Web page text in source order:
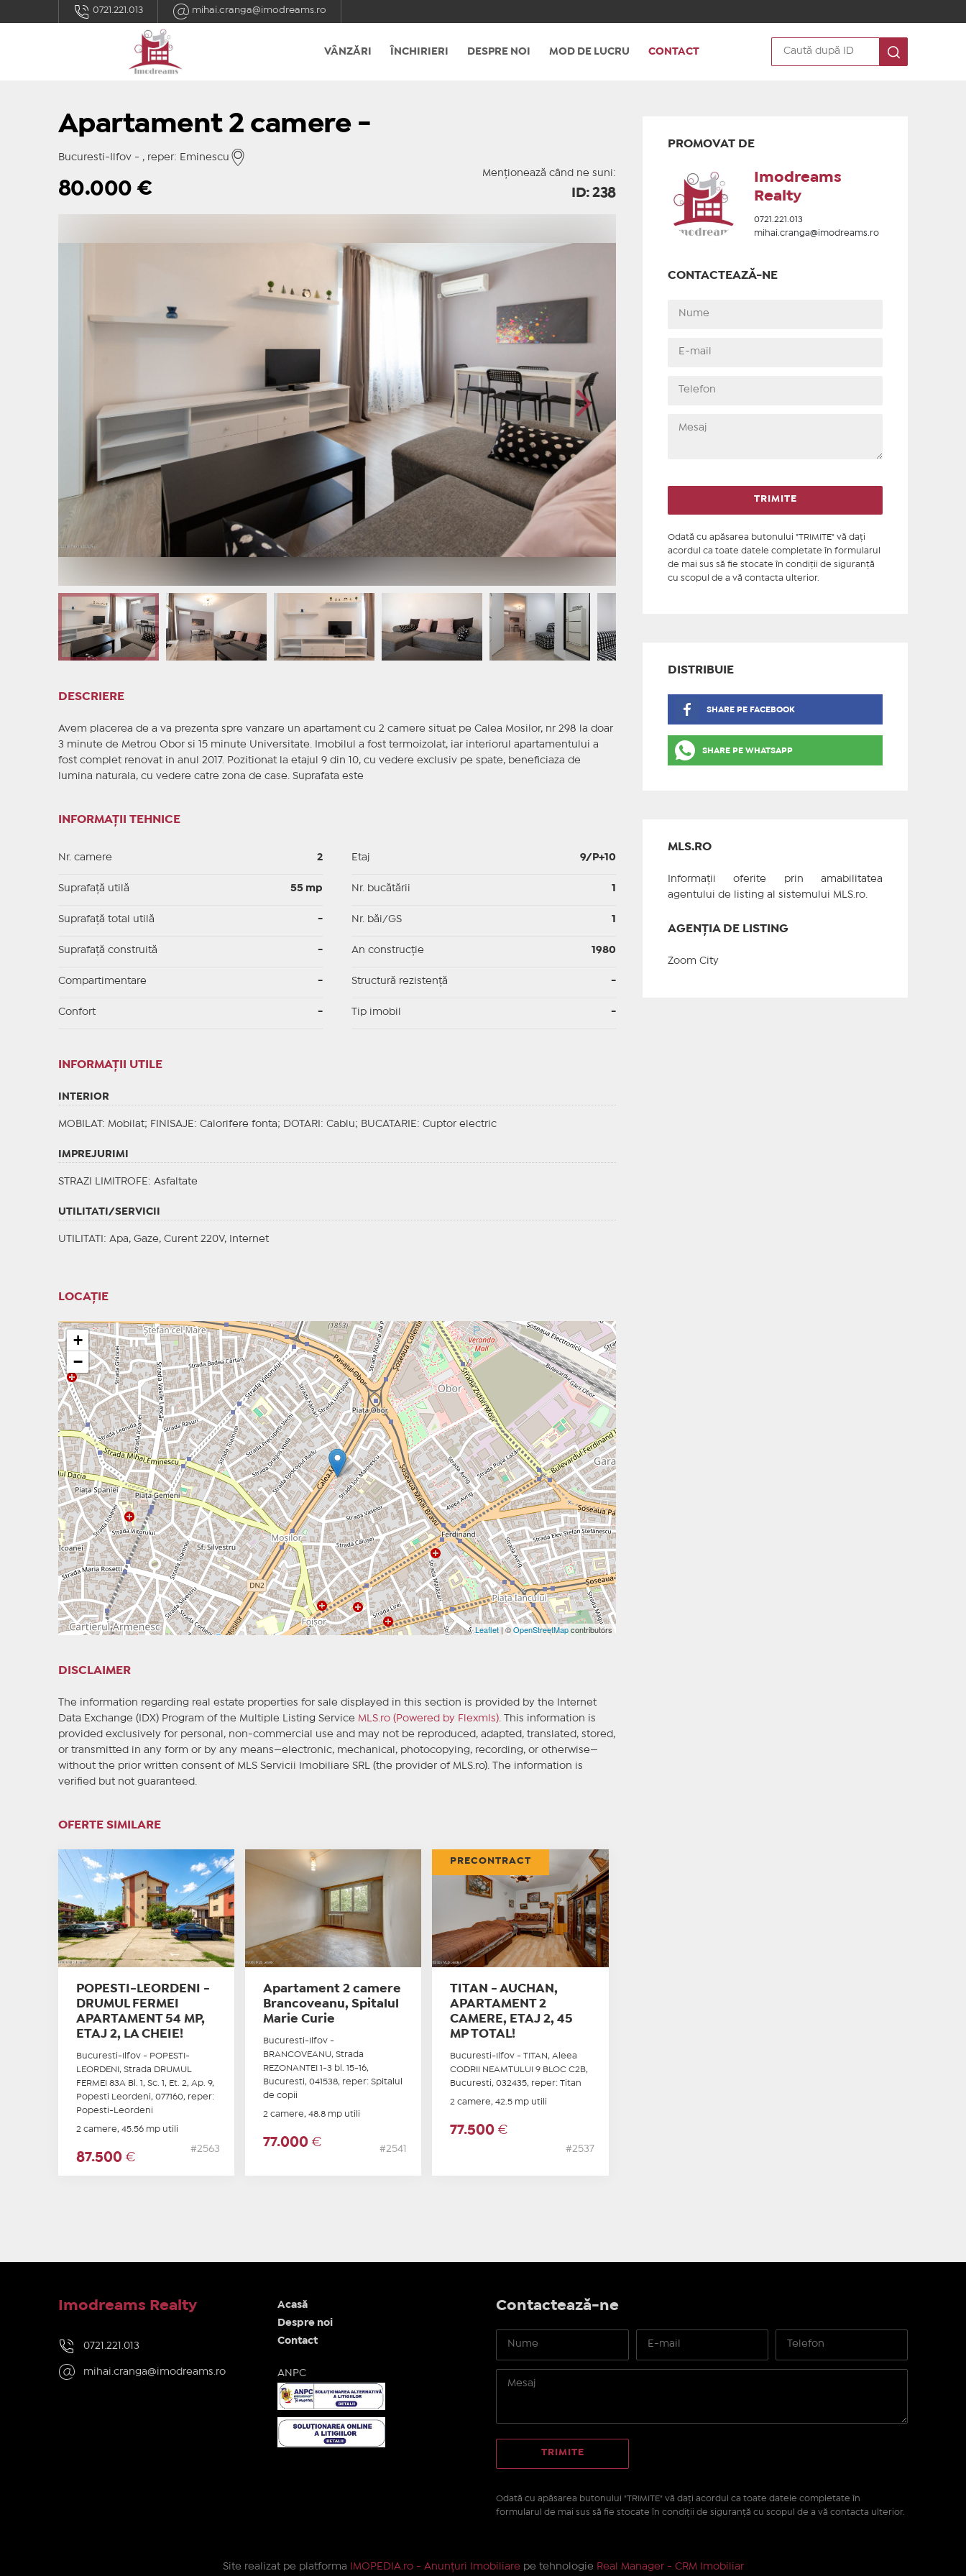
0721.221.013 mihai.cranga@imodreams.ro
VÂNZĂRI ÎNCHIRIERI DESPRE NOI MOD DE LUCRU CONTACT
Apartament 2 camere -
Bucuresti-Ilfov - , reper: Eminescu
Menționează când ne suni:
80.000€ ID: 238
DESCRIERE
Avem placerea de a va prezenta spre vanzare un apartament cu 2 camere situat pe Calea Mosilor, nr 298 la doar
3 minute de Metrou Obor si 15 minute Universitate. Imobilul a fost termoizolat, iar interiorul apartamentului a
fost complet renovat in anul 2017. Pozitionat la etajul 9 din 10, cu vedere exclusiv pe spate, beneficiaza de
lumina naturala, cu vedere catre zona de case. Suprafata este
INFORMAȚII TEHNICE
Nr. camere 2
Suprafaţă utilă 55 mp
Suprafaţă total utilă -
Suprafaţă construită -
Compartimentare -
Confort -
Etaj 9/P+10
Nr. bucătării
Nr. băi/GS
An construcție 1980
Structură rezistență -
Tip imobil -
INFORMAŢII UTILE
INTERIOR
MOBILAT : Mobilat; FINISAJE : Calorifere fonta; DOTARI : Cablu; BUCATARIE : Cuptor electric
IMPREJURIMI
STRAZI LIMITROFE : Asfaltate
UTILITATI/SERVICII
UTILITATI : Apa, Gaze, Curent 220V, Internet
LOCAȚIE
+
−
Leaflet| ©OpenStreetMapcontributors
DISCLAIMER
The information regarding real estate properties for sale displayed in this section is provided by the Internet
Data Exchange (IDX) Program of the Multiple Listing Service MLS.ro (Powered by Flexmls). This information is
provided exclusively for personal, non-commercial use and may not be reproduced, adapted, translated, stored,
or transmitted in any form or by any means—electronic, mechanical, photocopying, recording, or otherwise—
without the prior written consent of MLS Servicii Imobiliare SRL (the provider of MLS.ro). The information is
verified but not guaranteed.
PROMOVAT DE
Imodreams
Realty
0721.221.013
mihai.cranga@imodreams.ro
CONTACTEAZĂ-NE
Odată cu apăsarea butonului "TRIMITE" vă daţi
acordul ca toate datele completate în formularul
de mai sus să fie stocate în condiţii de siguranţă
cu scopul de a vă contacta ulterior.
DISTRIBUIE
SHARE PE FACEBOOK
SHARE PE WHATSAPP
MLS.RO
Informații oferite prin amabilitatea
agentului de listing al sistemului MLS.ro.
AGENȚIA DE LISTING
Zoom City
OFERTE SIMILARE
POPESTI-LEORDENI -
DRUMUL FERMEI
APARTAMENT 54 MP,
ETAJ 2, LA CHEIE!
Bucuresti-Ilfov - POPESTI-
LEORDENI, Strada DRUMUL
FERMEI 83A Bl. 1, Sc. 1, Et. 2, Ap. 9,
Popesti Leordeni, 077160, reper:
Popesti-Leordeni
2 camere, 45.56 mp utili
87.500 €
#2563
Apartament 2 camere
Brancoveanu, Spitalul
Marie Curie
Bucuresti-Ilfov -
BRANCOVEANU, Strada
REZONANTEI 1-3 bl. 15-16,
Bucuresti, 041538, reper: Spitalul
de copii
2 camere, 48.8 mp utili
77.000€
#2541
TITAN - AUCHAN,
APARTAMENT 2
CAMERE, ETAJ 2, 45
MP TOTAL!
Bucuresti-Ilfov - TITAN, Aleea
CODRII NEAMTULUI 9 BLOC C2B,
Bucuresti, 032435, reper: Titan
2 camere, 42.5 mp utili
77.500€
#2537
PRECONTRACT
Imodreams Realty
0721.221.013
mihai.cranga@imodreams.ro
Acasă
Despre noi
Contact
ANPC
Contactează-ne
Odată cu apăsarea butonului "TRIMITE" vă daţi acordul ca toate datele completate în
formularul de mai sus să fie stocate în condiţii de siguranţă cu scopul de a vă contacta ulterior.
Site realizat pe platforma IMOPEDIA.ro - Anunțuri Imobiliare pe tehnologie Real Manager - CRM Imobiliar